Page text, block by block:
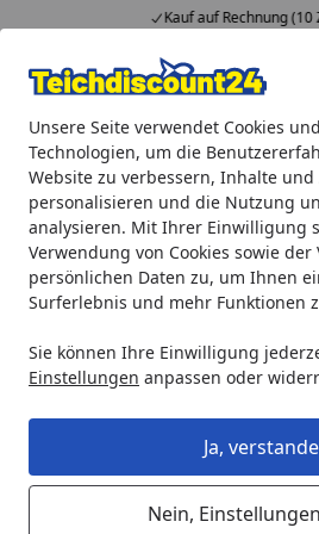
Unsere Seite verwendet Cookies
Technologien, um die
Website zu verbessern, Inhalte und
personalisieren und die Nutzung
analysieren. Mit Ihrer Einwilligung
Verwendung von Cookies sowie
persönlichen Daten zu, um Ihnen
Surferlebnis und mehr Funktionen
Sie können Ihre Einwilligung
Einstellungen anpassen oder
Ja,
Nein,
Kauf auf Rechnung (10
Alle Produkte
Mein Konto
Suchen
Startseite
Oase Ersatz Klemmschrauben Set
Oase Ersatz
für UVC 7/ 9/ 11